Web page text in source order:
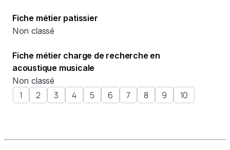
Fiche métier patissier
Non classé
Fiche métier charge de recherche en
acoustique musicale
Non classé
1 2 3 4 5 6 7 8 9 10